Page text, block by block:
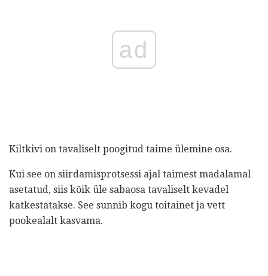
ad
Kiltkivi on tavaliselt poogitud taime ülemine osa.
Kui see on siirdamisprotsessi ajal taimest madalamal
asetatud, siis kõik üle sabaosa tavaliselt kevadel
katkestatakse. See sunnib kogu toitainet ja vett
pookealalt kasvama.